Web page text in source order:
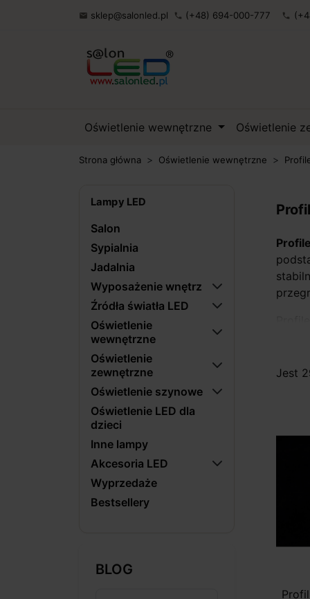
 sklep@salonled.pl phone (+48) 694-000-777 phone
Oświetlenie wewnętrzne Oświetlenie
Strona główna Oświetlenie wewnętrzne
Lampy LED
Salon
Sypialnia
Jadalnia
Wyposażenie wnętrz
Źródła światła LED
Oświetlenie
wewnętrzne
Oświetlenie
zewnętrzne
Oświetlenie szynowe
Oświetlenie LED dla
dzieci
Inne lampy
Akcesoria LED
Wyprzedaże
Bestsellery
BLOG
Jest